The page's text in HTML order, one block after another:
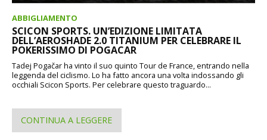
ABBIGLIAMENTO
SCICON SPORTS. UN’EDIZIONE LIMITATA
DELL’AEROSHADE 2.0 TITANIUM PER CELEBRARE IL
POKERISSIMO DI POGACAR
Tadej Pogačar ha vinto il suo quinto Tour de France, entrando nella
leggenda del ciclismo. Lo ha fatto ancora una volta indossando gli
occhiali Scicon Sports. Per celebrare questo traguardo...
CONTINUA A LEGGERE